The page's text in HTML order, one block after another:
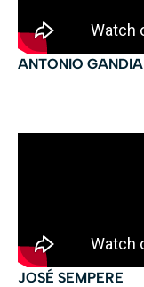
ANTONIO GANDIA
JOSÉ SEMPERE